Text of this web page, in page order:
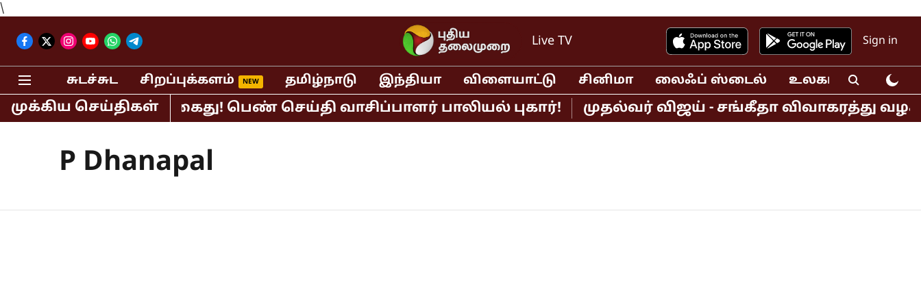
\
Live TV Sign in
சுடச்சுட சிறப்புக்களம் தமிழ்நாடு இந்தியா விளையாட்டு சினிமா லைஃப் ஸ்டைல் உலகம்
முக்கிய செய்திகள்
பி.ஆர்.சுந்தர் கைது! பெண் செய்தி வாசிப்பாளர் பாலியல் புகார்! முதல்வர் விஜய் - சங்கீதா விவாகரத்து
P Dhanapal